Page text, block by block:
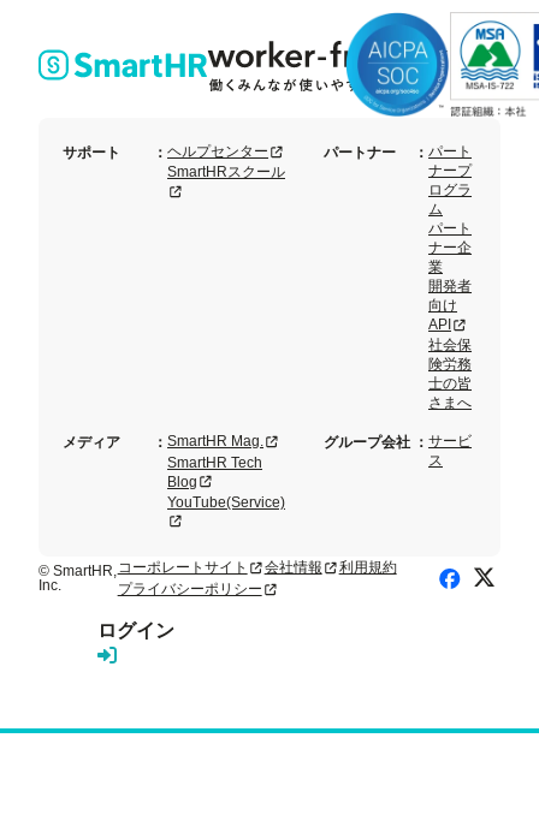
セッ
ン
サポート ： ヘルプセンター 新規タブまたはウィンドウで開く
SmartHRスクール
新規タブまたはウィンドウで開く
メディア ： SmartHR Mag.新規タブまたはウィンドウで開く
SmartHR Tech
Blog 新規タブまたはウィンドウで開く
YouTube(Service)
新規タブまたはウィンドウで開く
パートナー ： パート
ナープ
ログラ
ム
パート
ナー企
業
開発者
向け
API新規タブま
社会保
険労務
士の皆
さまへ
グループ会社 ： サービ
ス
© SmartHR,
Inc.
コーポレートサイト 新規タブまたはウィンドウで開く
会社情報新規タブまたはウィンドウで開く
利用規約
プライバシーポリシー新規タブまたはウィンドウで開くFacebook
X
ログイン